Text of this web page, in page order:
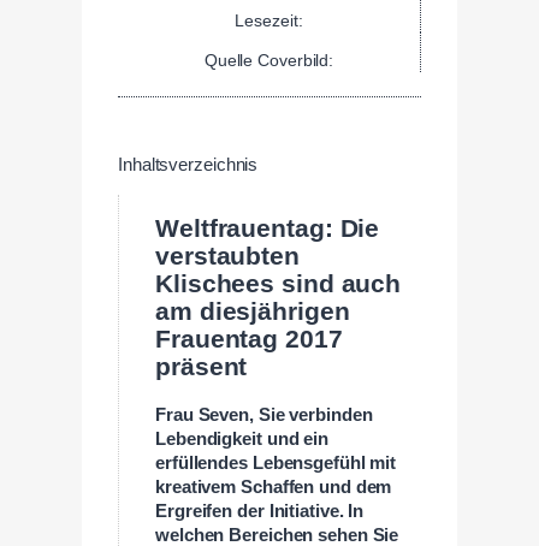
Lesezeit:
Quelle Coverbild:
Inhaltsverzeichnis
Weltfrauentag: Die
verstaubten
Klischees sind auch
am diesjährigen
Frauentag 2017
präsent
Frau Seven, Sie verbinden
Lebendigkeit und ein
erfüllendes Lebensgefühl mit
kreativem Schaffen und dem
Ergreifen der Initiative. In
welchen Bereichen sehen Sie